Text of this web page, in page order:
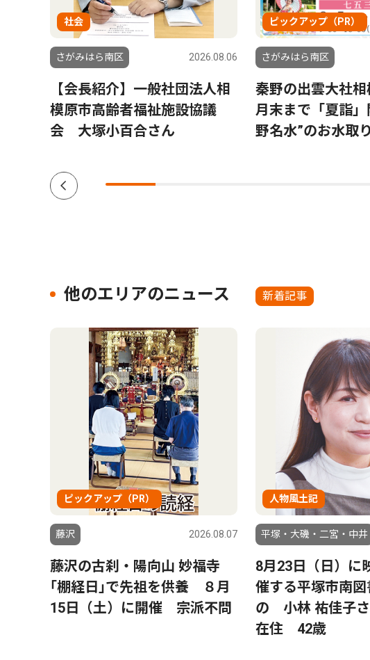
社会
さがみはら南区 2026.08.06
【会長紹介】一般社団法人相
模原市高齢者福祉施設協議
会 大塚小百合さん
ピックアップ（PR）
さがみはら南区
秦野の出雲大社
月末まで「夏詣
野名水”のお水取
他のエリアのニュース 新着記事
ピックアップ（PR）
藤沢 2026.08.07
藤沢の古刹・陽向山 妙福寺
｢棚経日｣で先祖を供養 ８月
15日（土）に開催 宗派不問
人物風土記
平塚・大磯・二宮・中井
8月23日（日）に
催する平塚市南
の 小林 祐佳子
在住 42歳